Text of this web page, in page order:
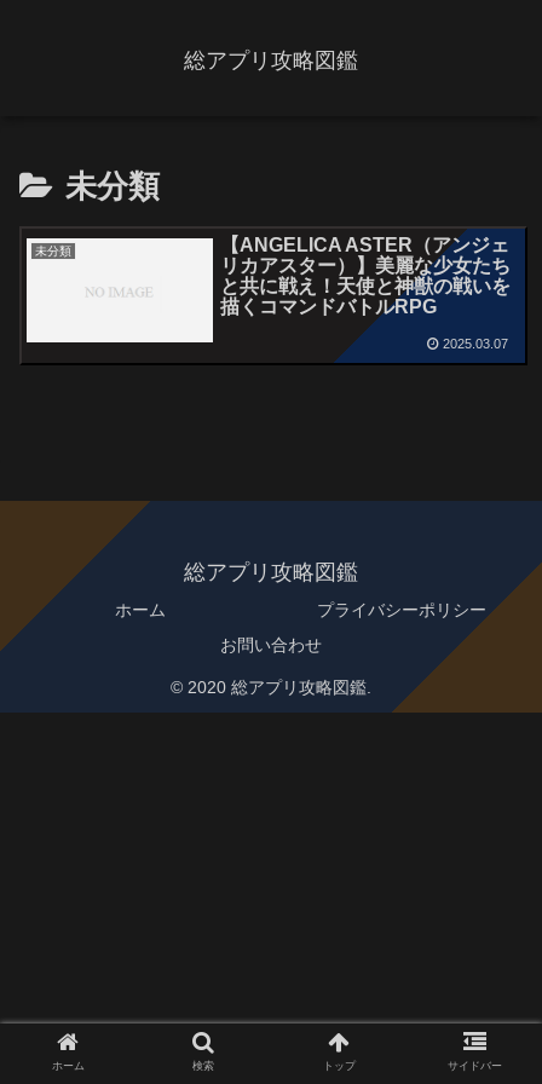
総アプリ攻略図鑑
未分類
未分類
【ANGELICA ASTER（アンジェ
リカアスター）】美麗な少女たち
と共に戦え！天使と神獣の戦いを
描くコマンドバトルRPG
2025.03.07
総アプリ攻略図鑑
ホーム
プライバシーポリシー
お問い合わせ
© 2020 総アプリ攻略図鑑.
ホーム 検索 トップ サイドバー